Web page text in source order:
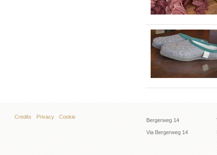
Credits Privacy Cookie
Bergerweg 14
Via Bergerweg 14